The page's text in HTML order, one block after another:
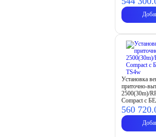
Установка
приточно-
2500(30m)/
Compact с
560 720.